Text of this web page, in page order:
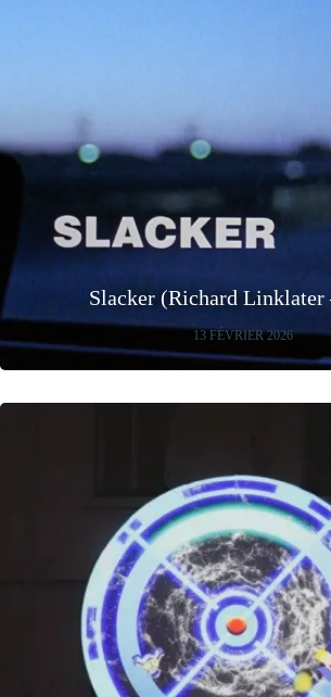
Slacker (Richard Linklater
13 FÉVRIER 2026